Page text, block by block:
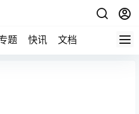
题 快讯 文档